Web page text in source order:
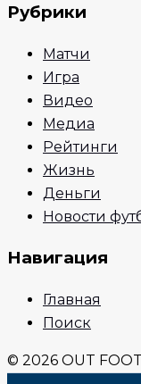
Рубрики
Матчи
Игра
Видео
Медиа
Рейтинги
Жизнь
Деньги
Новости
Навигация
Главная
Поиск
© 2026 OUT